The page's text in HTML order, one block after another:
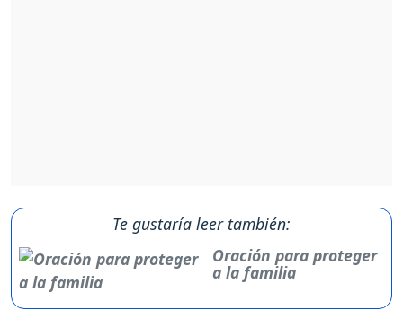
Te gustaría leer también:
Oración para proteger
a la familia